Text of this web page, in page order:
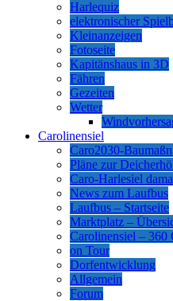
Harlequiz
elektronischer
Kleinanzeigen
Fotoseite
Kapitänshaus in 3D
Fähren
Gezeiten
Wetter
Carolinensiel
Caro2030-
Pläne zur
Caro-Harlesiel
News zum Laufbus
Laufbus – Startseite
Marktplatz –
Carolinensiel – 360
on Tour
Dorfentwicklung
Allgemein
Forum